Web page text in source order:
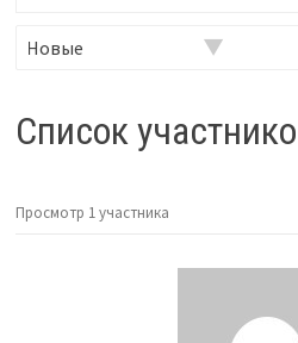
Список
Просмотр 1 участника